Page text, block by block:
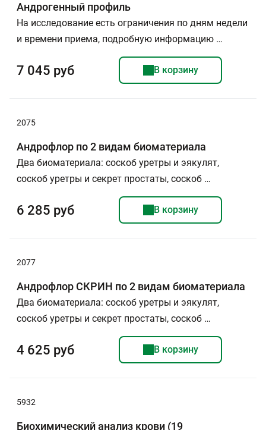
Андрогенный профиль
На исследование есть ограничения по дням недели
и времени приема, подробную информацию …
7 045 руб В корзину
2075
Андрофлор по 2 видам биоматериала
Два биоматериала: соскоб уретры и эякулят,
соскоб уретры и секрет простаты, соскоб …
6 285 руб В корзину
2077
Андрофлор СКРИН по 2 видам биоматериала
Два биоматериала: соскоб уретры и эякулят,
соскоб уретры и секрет простаты, соскоб …
4 625 руб В корзину
5932
Биохимический анализ крови (19